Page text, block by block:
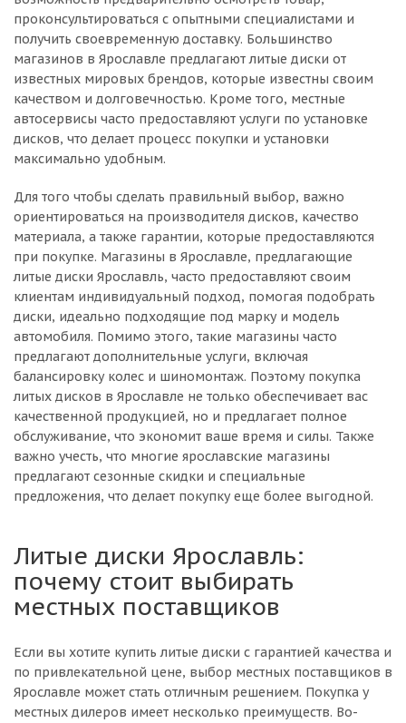
проконсультироваться с опытными специалистами и
получить своевременную доставку. Большинство
магазинов в Ярославле предлагают литые диски от
известных мировых брендов, которые известны своим
качеством и долговечностью. Кроме того, местные
автосервисы часто предоставляют услуги по установке
дисков, что делает процесс покупки и установки
максимально удобным.
Для того чтобы сделать правильный выбор, важно
ориентироваться на производителя дисков, качество
материала, а также гарантии, которые предоставляются
при покупке. Магазины в Ярославле, предлагающие
литые диски Ярославль, часто предоставляют своим
клиентам индивидуальный подход, помогая подобрать
диски, идеально подходящие под марку и модель
автомобиля. Помимо этого, такие магазины часто
предлагают дополнительные услуги, включая
балансировку колес и шиномонтаж. Поэтому покупка
литых дисков в Ярославле не только обеспечивает вас
качественной продукцией, но и предлагает полное
обслуживание, что экономит ваше время и силы. Также
важно учесть, что многие ярославские магазины
предлагают сезонные скидки и специальные
предложения, что делает покупку еще более выгодной.
Литые диски Ярославль:
почему стоит выбирать
местных поставщиков
Если вы хотите купить литые диски с гарантией качества и
по привлекательной цене, выбор местных поставщиков в
Ярославле может стать отличным решением. Покупка у
местных дилеров имеет несколько преимуществ. Во-